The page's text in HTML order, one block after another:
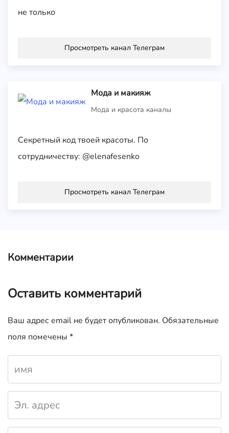
не только
Просмотреть канал Телеграм
Мода и макияж
Мода и красота каналы
Секретный код твоей красоты. По
сотрудничеству: @elenafesenko
Просмотреть канал Телеграм
Комментарии
Оставить комментарий
Ваш адрес email не будет опубликован. Обязательные
поля помечены *